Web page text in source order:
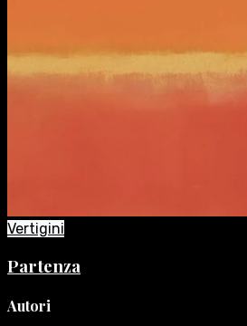
Vertigini
Partenza
Autori